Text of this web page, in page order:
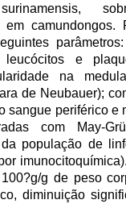
em camundongos.
leucócitos e
na
de Neubauer);
sangue periférico e
com May-
população de
g de peso
diminuição